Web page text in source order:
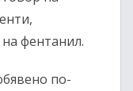
фентанил.
по-